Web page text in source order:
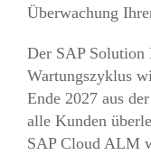
Überwachung
Der SAP Solution
Wartungszyklus
Ende 2027 aus
alle Kunden
SAP Cloud ALM